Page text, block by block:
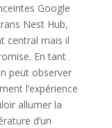
Google
Nest Hub,
central mais il
En tant
peut observer
l’expérience
allumer la
d’un